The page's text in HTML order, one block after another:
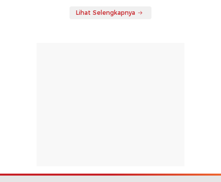
Lihat Selengkapnya